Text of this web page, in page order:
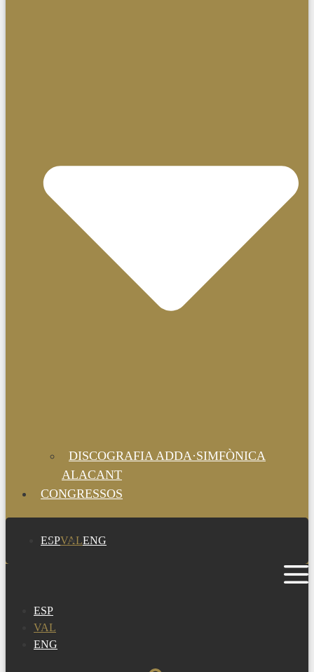
DISCOGRAFIA ADDA·SIMFÒNICA
ALACANT
CONGRESSOS
ESPVALENG
ESP
VAL
ENG